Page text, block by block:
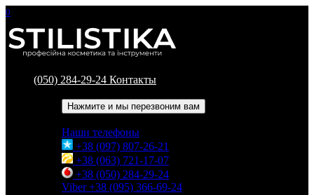
0
(050) 284-29-24 Контакты
Нажмите и мы перезвоним вам
Наши телефоны
+38 (097) 807-26-21
+38 (063) 721-17-07
+38 (050) 284-29-24
Viber +38 (095) 366-69-24